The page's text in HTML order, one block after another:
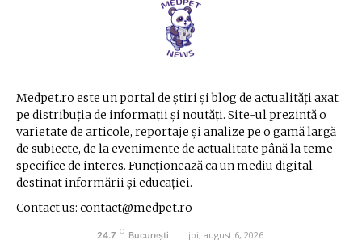
Medpet.ro este un portal de știri și blog de actualități axat
pe distribuția de informații și noutăți. Site-ul prezintă o
varietate de articole, reportaje și analize pe o gamă largă
de subiecte, de la evenimente de actualitate până la teme
specifice de interes. Funcționează ca un mediu digital
destinat informării și educației.
Contact us: contact@medpet.ro
24.7 C București joi, august 6, 2026